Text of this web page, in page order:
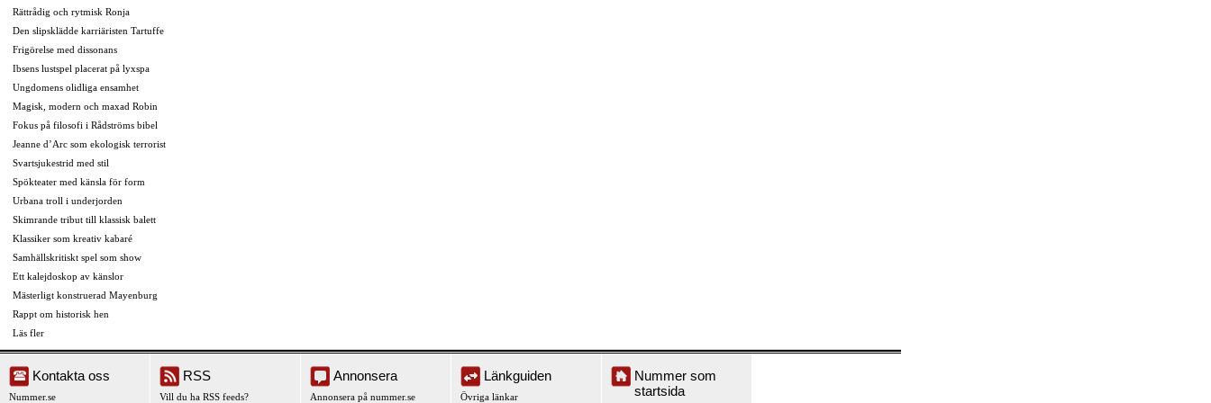
Rättrådig och rytmisk Ronja
Den slipsklädde karriäristen Tartuffe
Frigörelse med dissonans
Ibsens lustspel placerat på lyxspa
Ungdomens olidliga ensamhet
Magisk, modern och maxad Robin
Fokus på filosofi i Rådströms bibel
Jeanne d’Arc som ekologisk terrorist
Svartsjukestrid med stil
Spökteater med känsla för form
Urbana troll i underjorden
Skimrande tribut till klassisk balett
Klassiker som kreativ kabaré
Samhällskritiskt spel som show
Ett kalejdoskop av känslor
Mästerligt konstruerad Mayenburg
Rappt om historisk hen
Läs fler
Kontakta oss
Nummer.se
RSS
Vill du ha RSS feeds?
Annonsera
Annonsera på nummer.se
Länkguiden
Övriga länkar
Nummer som
startsida